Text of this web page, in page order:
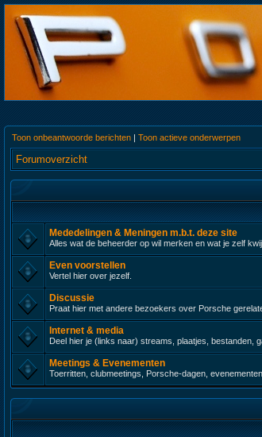
Toon onbeantwoorde berichten | Toon actieve onderwerpen
Forumoverzicht
Mededelingen & Meningen m.b.t. deze site
Alles wat de beheerder op wil merken en wat je zelf
Even voorstellen
Vertel hier over jezelf.
Discussie
Praat hier met andere bezoekers over Porsche
Internet & media
Deel hier je (links naar) streams, plaatjes, bestanden,
Meetings & Evenementen
Toerritten, clubmeetings, Porsche-dagen,